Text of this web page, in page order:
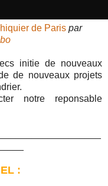
de Paris par
initie de nouveaux
de nouveaux projets
notre reponsable
: